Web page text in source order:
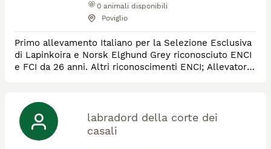
0 animali disponibili
Poviglio
Primo allevamento Italiano per la Selezione Esclusiva
di Lapinkoira e Norsk Elghund Grey riconosciuto ENCI
e FCI da 26 anni. Altri riconoscimenti ENCI; Allevatore
Norsk Elghund Grey
labradord della corte dei
casali